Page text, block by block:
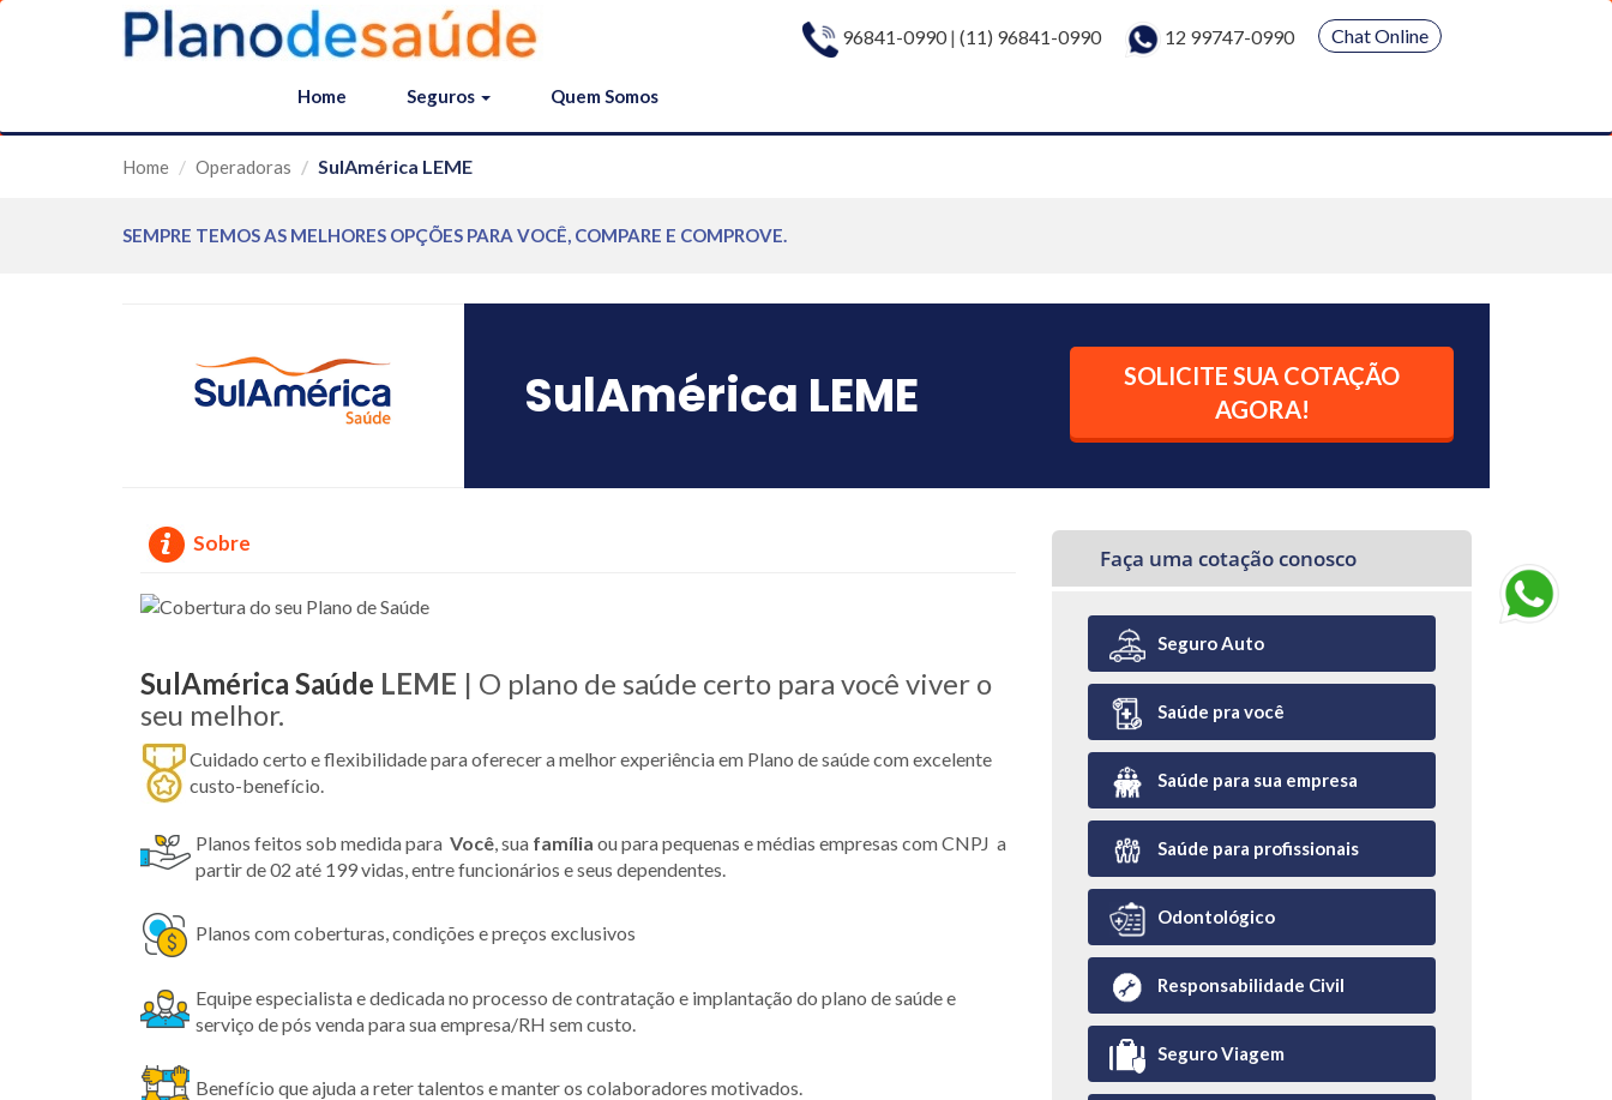
96841-0990| (11) 96841-0990 12 99747-0990 Chat Online
Home Seguros Quem Somos
Home Operadoras SulAmérica LEME
SEMPRE TEMOS AS MELHORES OPÇÕES PARA VOCÊ, COMPARE E COMPROVE.
SulAmérica LEME
SOLICITE SUA COTAÇÃO
AGORA!
Sobre
SulAmérica Saúde LEME | O plano de saúde certo para você viver o
seu melhor.
Cuidado certo e flexibilidade para oferecer a melhor experiência em Plano de saúde com excelente
custo-benefício.
Planos feitos sob medida para Você, sua família ou para pequenas e médias empresas com CNPJ a
partir de 02 até 199 vidas, entre funcionários e seus dependentes.
Planos com coberturas, condições e preços exclusivos
Equipe especialista e dedicada no processo de contratação e implantação do plano de saúde e
serviço de pós venda para sua empresa/RH sem custo.
Benefício que ajuda a reter talentos e manter os colaboradores motivados.
Faça uma cotação conosco
Seguro Auto
Saúde pra você
Saúde para sua empresa
Saúde para profissionais
Odontológico
Responsabilidade Civil
Seguro Viagem